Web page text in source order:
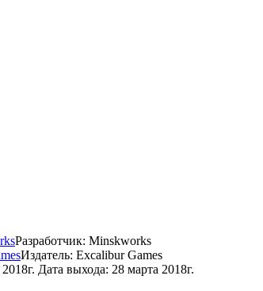
Разработчик: Minskworks
Издатель: Excalibur Games
Дата выхода: 28 марта 2018г.